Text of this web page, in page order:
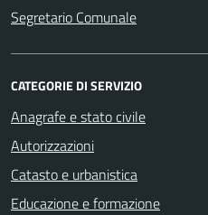
Segretario Comunale
CATEGORIE DI SERVIZIO
Anagrafe e stato civile
Autorizzazioni
Catasto e urbanistica
Educazione e formazione